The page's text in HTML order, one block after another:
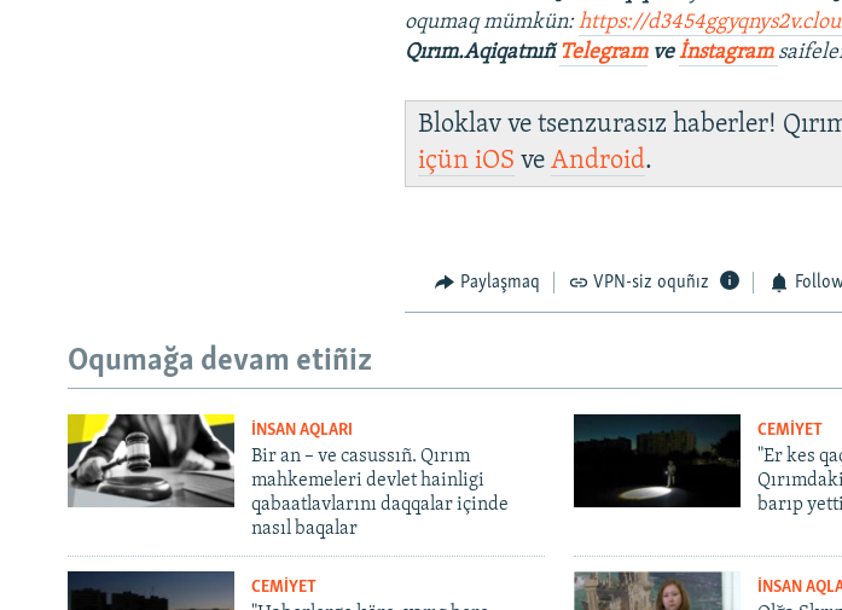
oqumaq mümkün:https://
Qırım.AqiqatnıñTelegramveİnstagram
Bloklav ve tsenzurasız haberler!
içüniOS veAndroid.
Paylaşmaq VPN-siz oquñız
Oqumağa devam etiñiz
İNSAN AQLARI
Bir an – ve casussıñ. Qırım
mahkemeleri devlet hainligi
qabaatlavlarını daqqalar içinde
nasıl baqalar
CEMİYET
"Er kes
barıp yetti
CEMİYET İNSAN